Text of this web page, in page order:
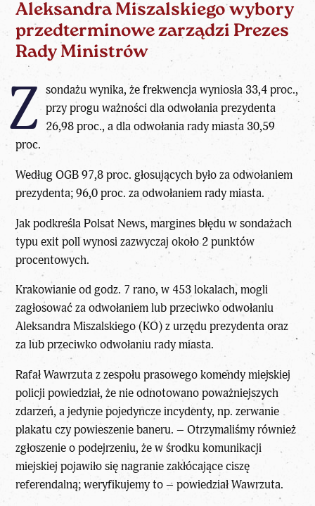
Aleksandra Miszalskiego wybory
przedterminowe zarządzi Prezes
Rady Ministrów
Z sondażu wynika, że frekwencja wyniosła 33,4 proc.,
przy progu ważności dla odwołania prezydenta
26,98 proc., a dla odwołania rady miasta 30,59
proc.
Według OGB 97,8 proc. głosujących było za odwołaniem
prezydenta; 96,0 proc. za odwołaniem rady miasta.
Jak podkreśla Polsat News, margines błędu w sondażach
typu exit poll wynosi zazwyczaj około 2 punktów
procentowych.
Krakowianie od godz. 7 rano, w 453 lokalach, mogli
zagłosować za odwołaniem lub przeciwko odwołaniu
Aleksandra Miszalskiego (KO)z urzędu prezydenta oraz
za lub przeciwko odwołaniu rady miasta.
Rafał Wawrzuta z zespołu prasowego komendy miejskiej
policji powiedział, że nie odnotowano poważniejszych
zdarzeń, a jedynie pojedyncze incydenty, np. zerwanie
plakatu czy powieszenie baneru. – Otrzymaliśmy również
zgłoszenie o podejrzeniu, że w środku komunikacji
miejskiej pojawiło się nagranie zakłócające ciszę
referendalną; weryfikujemy to – powiedział Wawrzuta.